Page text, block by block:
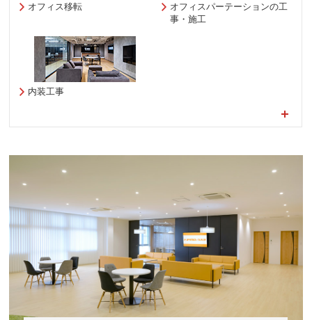
オフィス移転
オフィスパーテーションの工
事・施工
内装工事